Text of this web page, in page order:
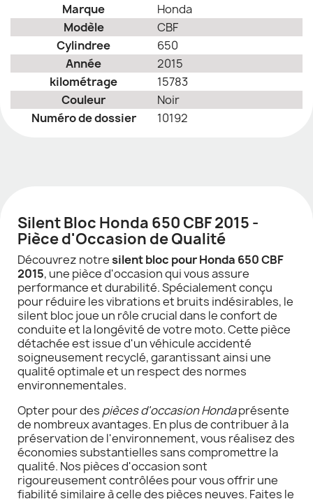
Marque
Honda
Modèle
CBF
Cylindree
650
Année
2015
kilométrage
15783
Couleur
Noir
Numéro de dossier
10192
Silent Bloc Honda 650 CBF 2015 -
Pièce d'Occasion de Qualité
Découvrez notresilent bloc pour Honda 650 CBF
2015, une pièce d'occasion qui vous assure
performance et durabilité. Spécialement conçu
pour réduire les vibrations et bruits indésirables, le
silent bloc joue un rôle crucial dans le confort de
conduite et la longévité de votre moto. Cette pièce
détachée est issue d'un véhicule accidenté
soigneusement recyclé, garantissant ainsi une
qualité optimale et un respect des normes
environnementales.
Opter pour des pièces d'occasion Hondaprésente
de nombreux avantages. En plus de contribuer à la
préservation de l'environnement, vous réalisez des
économies substantielles sans compromettre la
qualité. Nos pièces d'occasion sont
rigoureusement contrôlées pour vous offrir une
fiabilité similaire à celle des pièces neuves. Faites le